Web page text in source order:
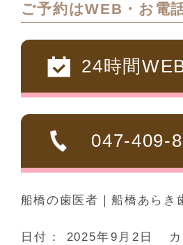
ご予約はWEB・お電
24時間
047-409-
船橋の歯医者｜船橋あらき
日付： 2025年9月2日 カ